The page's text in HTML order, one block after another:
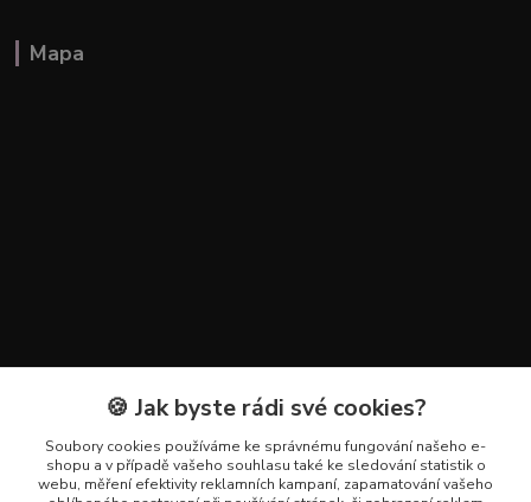
Mapa
Kontakty
+420 602 223 614
🍪 Jak byste rádi své cookies?
Soubory cookies používáme ke správnému fungování našeho e-
shopu a v případě vašeho souhlasu také ke sledování statistik o
webu, měření efektivity reklamních kampaní, zapamatování vašeho